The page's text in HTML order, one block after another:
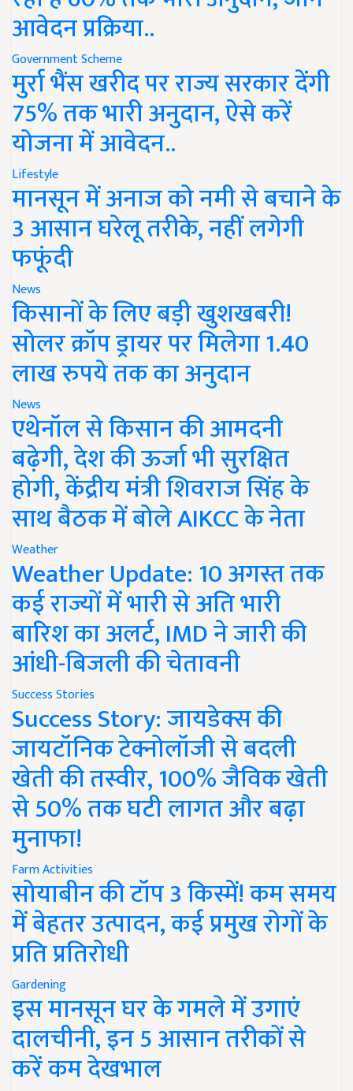
आवेदन प्रक्रिया..
Government Scheme
मुर्रा भैंस खरीद पर राज्य सरकार देंगी
75% तक भारी अनुदान, ऐसे करें
योजना में आवेदन..
Lifestyle
मानसून में अनाज को नमी से बचाने के
3 आसान घरेलू तरीके, नहीं लगेगी
फफूंदी
News
किसानों के लिए बड़ी खुशखबरी!
सोलर क्रॉप ड्रायर पर मिलेगा 1.40
लाख रुपये तक का अनुदान
News
एथेनॉल से किसान की आमदनी
बढ़ेगी, देश की ऊर्जा भी सुरक्षित
होगी, केंद्रीय मंत्री शिवराज सिंह के
साथ बैठक में बोले AIKCC के नेता
Weather
Weather Update: 10 अगस्त तक
कई राज्यों में भारी से अति भारी
बारिश का अलर्ट, IMD ने जारी की
आंधी-बिजली की चेतावनी
Success Stories
Success Story: जायडेक्स की
जायटॉनिक टेक्नोलॉजी से बदली
खेती की तस्वीर, 100% जैविक खेती
से 50% तक घटी लागत और बढ़ा
मुनाफा!
Farm Activities
सोयाबीन की टॉप 3 किस्में! कम समय
में बेहतर उत्पादन, कई प्रमुख रोगों के
प्रति प्रतिरोधी
Gardening
इस मानसून घर के गमले में उगाएं
दालचीनी, इन 5 आसान तरीकों से
करें कम देखभाल